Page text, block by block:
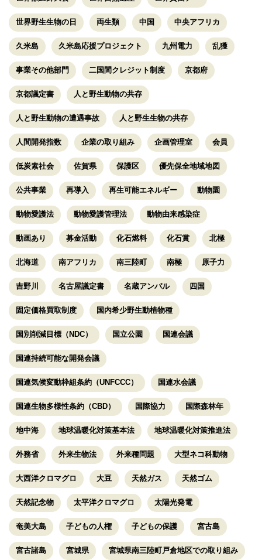
世界野生生物の日 両生類 中国 中央アフリカ
久米島 久米島応援プロジェクト 九州電力 乱獲
事業その他部門 二国間クレジット制度 京都府
京都議定書 人と野生動物の共存
人と野生動物の遭遇事故 人と野生生物の共存
人間開発指数 企業の取り組み 企画管理室 会員
低炭素社会 佐賀県 保護区 優先保全地域地図
公共事業 再導入 再生可能エネルギー 動物園
動物愛護法 動物愛護管理法 動物由来感染症
動画あり 募金活動 化石燃料 化石賞 北極
北海道 南アフリカ 南三陸町 南極 原子力
吉野川 名古屋議定書 名蔵アンパル 四国
固定価格買取制度 国内希少野生動植物種
国別削減目標（NDC） 国立公園 国連会議
国連持続可能な開発会議
国連気候変動枠組条約（UNFCCC） 国連水会議
国連生物多様性条約（CBD） 国際協力 国際森林年
地中海 地球温暖化対策基本法 地球温暖化対策推進法
外務省 外来生物法 外来種問題 大型ネコ科動物
大西洋クロマグロ 大豆 天然ガス 天然ゴム
天然記念物 太平洋クロマグロ 太陽光発電
奄美大島 子どもの人権 子どもの保護 宮古島
宮古諸島 宮城県 宮城県南三陸町戸倉地区での取り組み